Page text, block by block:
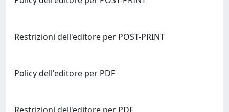
Restrizioni dell'editore per POST-PRINT
Policy dell'editore per PDF